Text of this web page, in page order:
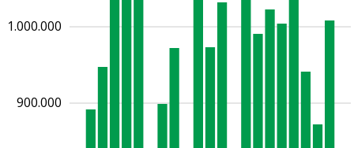
900.000
1.000.000